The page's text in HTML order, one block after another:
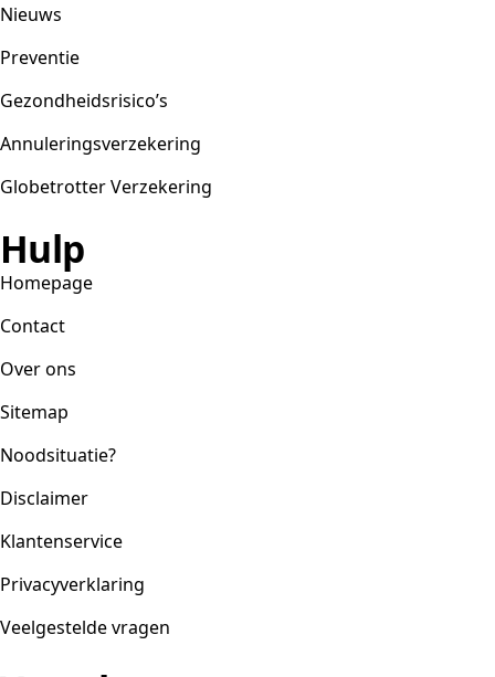
Nieuws
Preventie
Gezondheidsrisico’s
Annuleringsverzekering
Globetrotter Verzekering
Hulp
Homepage
Contact
Over ons
Sitemap
Noodsituatie?
Disclaimer
Klantenservice
Privacyverklaring
Veelgestelde vragen